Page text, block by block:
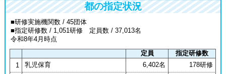
都の指定状況
■研修実施機関数 / 45団体
■指定研修数 / 1,051研修 定員数 / 37,013名
令和8年4月時点
定員
指定研修数
1
乳児保育 6,402名
178研修